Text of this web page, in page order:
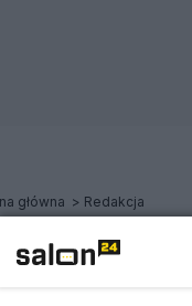
główna Redakcja